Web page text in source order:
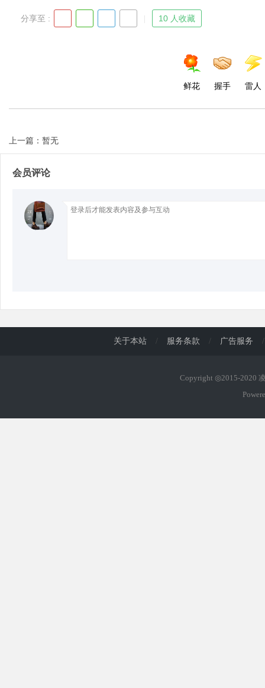
分享至 : 10 人收藏
鲜花 握手 雷人
上一篇：暂无
会员评论
关于本站 / 服务条款 / 广告服务 /
Copyright ◎2015-2020